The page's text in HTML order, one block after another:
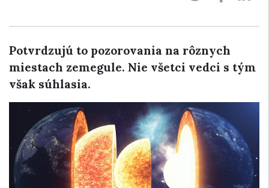
Potvrdzujú to pozorovania na rôznych
miestach zemegule. Nie všetci vedci s tým
však súhlasia.